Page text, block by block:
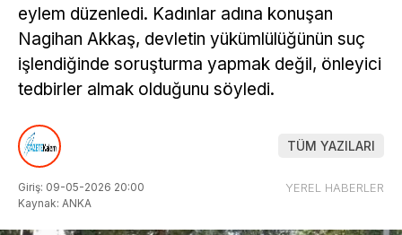
eylem düzenledi. Kadınlar adına konuşan
Nagihan Akkaş, devletin yükümlülüğünün suç
işlendiğinde soruşturma yapmak değil, önleyici
tedbirler almak olduğunu söyledi.
TÜM YAZILARI
Giriş: 09-05-2026 20:00
Kaynak: ANKA
YEREL HABERLER